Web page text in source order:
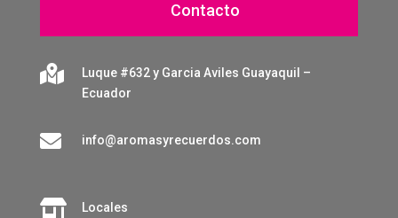
Contacto

Luque #632 y Garcia Aviles Guayaquil –
Ecuador
 info@aromasyrecuerdos.com
 Locales